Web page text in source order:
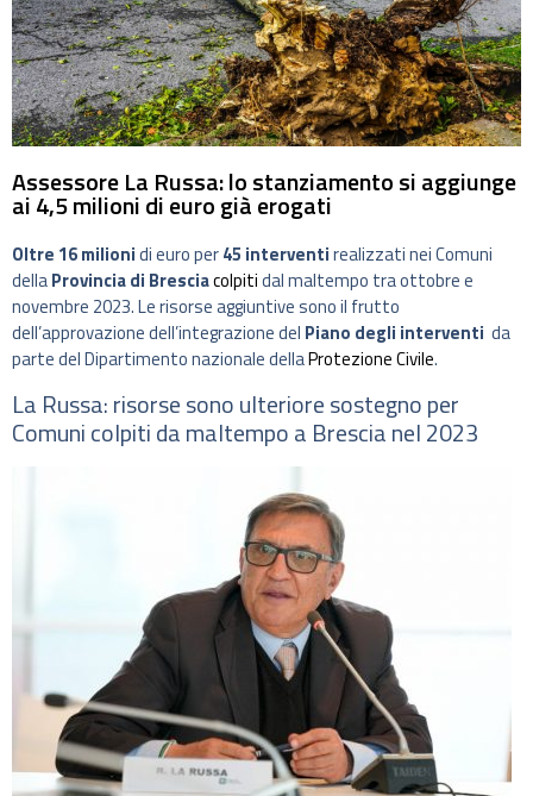
Assessore La Russa: lo stanziamento si aggiunge
ai 4,5 milioni di euro già erogati
Oltre 16 milionidi euro per45 interventirealizzati nei Comuni
dellaProvincia di Bresciacolpitidal maltempo tra ottobre e
novembre 2023. Le risorse aggiuntive sono il frutto
dell’approvazione dell’integrazione del Piano degli interventi da
parte del Dipartimento nazionale dellaProtezione Civile.
La Russa: risorse sono ulteriore sostegno per
Comuni colpiti da maltempo a Brescia nel 2023